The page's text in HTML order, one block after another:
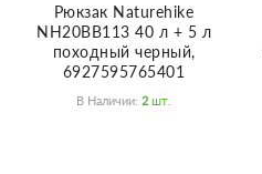
Рюкзак Naturehike
NH20BB113 40 л + 5 л
походный черный,
6927595765401
В Наличии: 2 Шт.